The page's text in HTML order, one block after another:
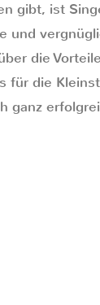
gibt, ist
und
die
für die
ganz